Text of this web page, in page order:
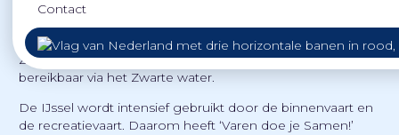
Contact
Noordwest Overijssel is de moeite waard om te bezoeken
en goed bevaarbaar, via de IJssel kun je Kampen en
Zwolle aanvaren, en Genemuiden en Zwartsluis zijn
bereikbaar via het Zwarte water.
De IJssel wordt intensief gebruikt door de binnenvaart en
de recreatievaart. Daarom heeft ‘Varen doe je Samen!’